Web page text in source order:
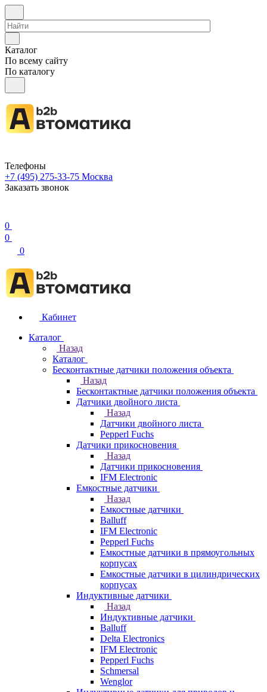
Каталог
По всему сайту
По каталогу
Телефоны
+7 (495) 275-33-75 Москва
Заказать звонок
0
0
0
Кабинет
Каталог
Назад
Каталог
Бесконтактные датчики положения объекта
Назад
Бесконтактные датчики положения объекта
Датчики двойного листа
Назад
Датчики двойного листа
Pepperl Fuchs
Датчики прикосновения
Назад
Датчики прикосновения
IFM Electronic
Емкостные датчики
Назад
Емкостные датчики
Balluff
IFM Electronic
Pepperl Fuchs
Емкостные датчики в прямоугольных
корпусах
Емкостные датчики в цилиндрических
корпусах
Индуктивные датчики
Назад
Индуктивные датчики
Balluff
Delta Electronics
IFM Electronic
Pepperl Fuchs
Schmersal
Wenglor